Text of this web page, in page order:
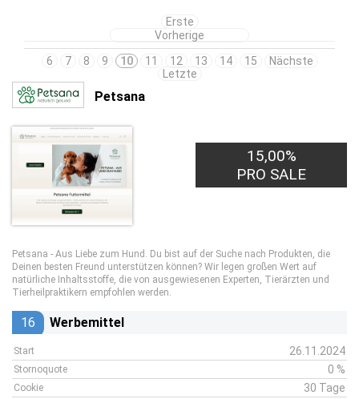
Erste
Vorherige
6
7 8 9 10 11 12 13 14 15
Nächste
Letzte
Petsana
15,00%
PRO SALE
Petsana - Aus Liebe zum Hund. Du bist auf der Suche nach Produkten, die
Deinen besten Freund unterstützen können? Wir legen großen Wert auf
natürliche Inhaltsstoffe, die von ausgewiesenen Experten, Tierärzten und
Tierheilpraktikern empfohlen werden.
16 Werbemittel
Start 26.11.2024
Stornoquote 0 %
Cookie 30 Tage